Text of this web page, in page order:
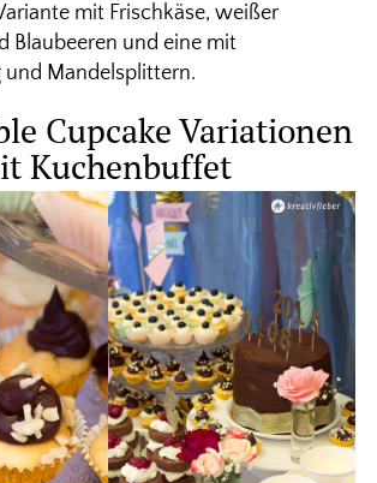
mit Frischkäse, weißer
Blaubeeren und eine mit
Mandelsplittern.
Cupcake Variationen
Kuchenbuffet